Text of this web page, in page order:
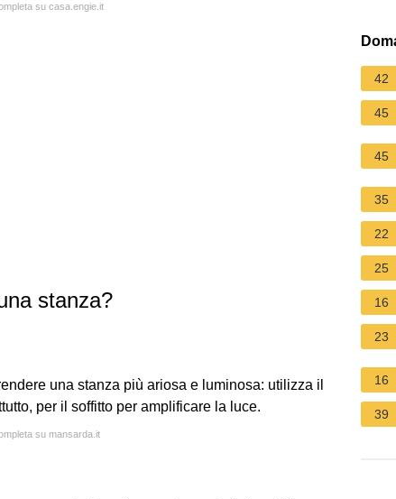
su casa.engie.it
stanza?
una stanza più ariosa e luminosa: utilizza il
per il soffitto per amplificare la luce.
su mansarda.it
42
45
45
35
22
25
16
23
16
39